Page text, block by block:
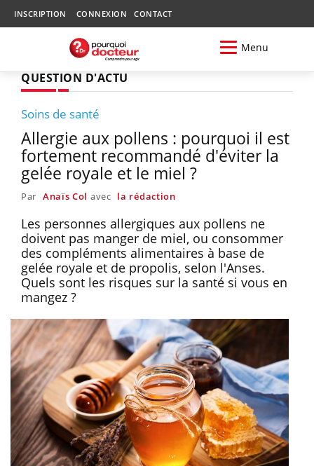
INSCRIPTION CONNEXION CONTACT
Menu
QUESTION D'ACTU
Soins de santé
Allergie aux pollens : pourquoi il est
fortement recommandé d'éviter la
gelée royale et le miel ?
Par Anaïs Col avec la rédaction
Les personnes allergiques aux pollens ne
doivent pas manger de miel, ou consommer
des compléments alimentaires à base de
gelée royale et de propolis, selon l'Anses.
Quels sont les risques sur la santé si vous en
mangez ?